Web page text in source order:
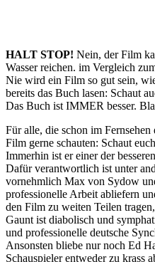
HALT STOP! Nein, der Film
Wasser reichen. im Vergleich
Nie wird ein Film so gut sein,
bereits das Buch lasen: Schaut
Das Buch ist IMMER besser.
Für alle, die schon im
Film gerne schauten: Schaut
Immerhin ist er einer der
Dafür verantwortlich ist unter
vornehmlich Max von Sydow
professionelle Arbeit abliefern
den Film zu weiten Teilen
Gaunt ist diabolisch und
und professionelle deutsche
Ansonsten bliebe nur noch Ed
Schauspieler entweder zu krass